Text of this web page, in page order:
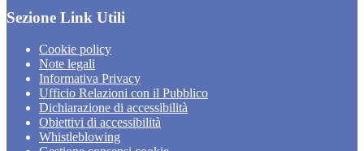
Sezione Link Utili
Cookie policy
Note legali
Informativa Privacy
Ufficio Relazioni con il Pubblico
Dichiarazione di accessibilità
Obiettivi di accessibilità
Whistleblowing